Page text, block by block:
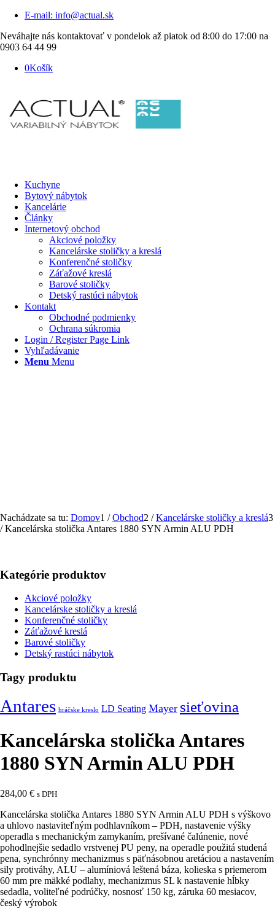
E-mail: info@actual.sk
Neváhajte nás kontaktovať v pondelok až piatok od 8:00 do 17:00 na
0903 64 44 99
0Košík
Kuchyne
Bytový nábytok
Kancelárie
Články
Internetový obchod
Akciové položky
Kancelárske stoličky a kreslá
Konferenčné stoličky
Záťažové kreslá
Barové stoličky
Detský rastúci nábytok
Kontakt
Obchodné podmienky
Ochrana súkromia
Login / Register Page Link
Vyhľadávanie
Menu Menu
Nachádzate sa tu: Domov1 / Obchod2 / Kancelárske stoličky a kreslá3
/ Kancelárska stolička Antares 1880 SYN Armin ALU PDH
Kategórie produktov
Akciové položky
Kancelárske stoličky a kreslá
Konferenčné stoličky
Záťažové kreslá
Barové stoličky
Detský rastúci nábytok
Tagy produktu
Antares hráčske kreslo LD Seating Mayer sieťovina
Kancelárska stolička Antares
1880 SYN Armin ALU PDH
284,00 € s DPH
Kancelárska stolička Antares 1880 SYN Armin ALU PDH s výškovo
a uhlovo nastaviteľným podhlavníkom – PDH, nastavenie výšky
operadla s mechanickým zamykaním, prešívané čalúnenie, nové
pohodlnejšie sedadlo vrstvenej PU peny, na operadle použitá studená
pena, synchrónny mechanizmus s päťnásobnou aretáciou a nastavením
sily protiváhy, ALU – alumíniová leštená báza, kolieska s priemerom
60 mm pre mäkké podlahy, mechanizmus SL k nastavenie hĺbky
sedadla, voliteľné podrúčky, nosnosť 150 kg, záruka 60 mesiacov,
český výrobok